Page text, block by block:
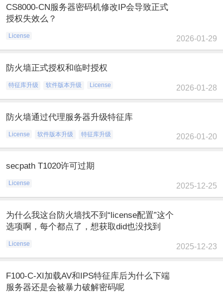
CS8000-CN服务器密码机修改IP会导致正式
授权失效么？
License 2026-01-29
防火墙正式授权和临时授权
特征库升级 软件版本升级 License 2026-01-28
防火墙通过代理服务器升级特征库
License 软件版本升级 特征库升级 2026-01-20
secpath T1020许可过期
License 2025-12-25
为什么我这台防火墙找不到“license配置”这个
选项啊，每个都点了，想获取did也没找到
License 2025-12-23
F100-C-XI加载AV和IPS特征库后为什么下端
服务器还是会被暴力破解密码呢